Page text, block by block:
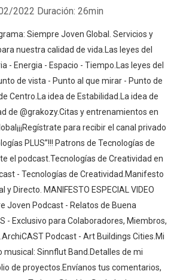
2022 Duración: 26min
Siempre Joven Global. Servicios y
nuestra calidad de vida.Las leyes del
- Energia - Espacio - Tiempo.Las leyes del
de vista - Punto al que mirar - Punto de
Centro.La idea de Estabilidad.La idea de
de @grakozy.Citas y entrenamientos en
para recibir el canal privado
PLUS”!!! Patrons de Tecnologías de
el podcast.Tecnologías de Creatividad en
- Tecnologías de Creatividad.Manifesto
y Directo. MANIFESTO ESPECIAL VIDEO
Joven Podcast - Relatos de Buena
- Exclusivo para Colaboradores, Miembros,
Podcast - Art Buildings Cities.Mi
musical: Sinnflut Band.Detalles de mi
de proyectos.Envíanos tus comentarios,